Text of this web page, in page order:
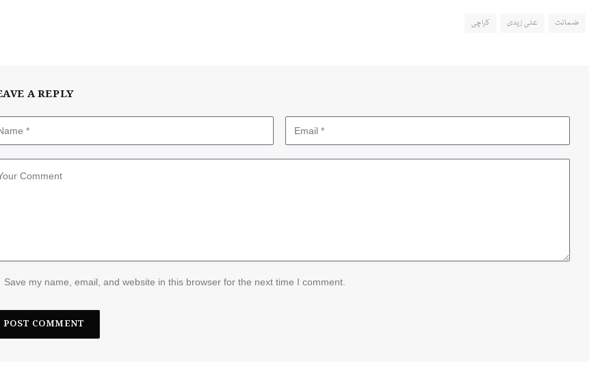
ضمانت علی زیدی کراچی
A REPLY
Save my name, email, and website in this browser for the next time I comment.